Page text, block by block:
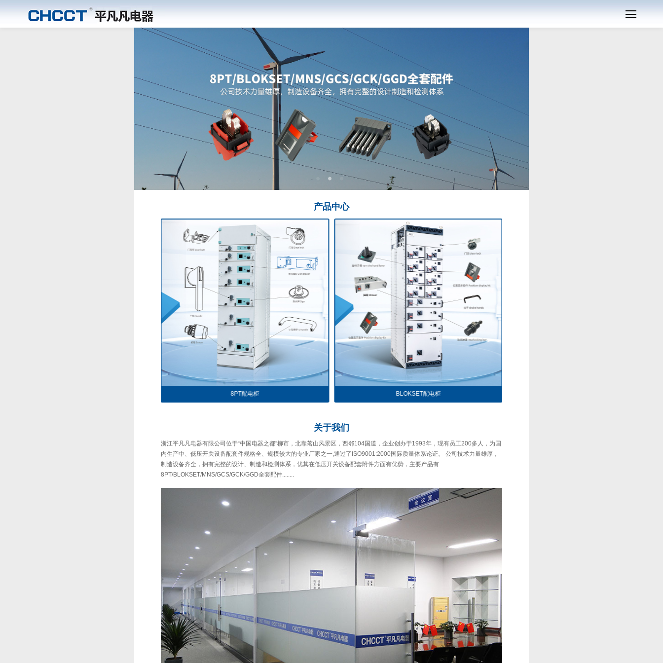
产品中心
BLOKSET配电柜 主电路一次接插件系列2
关于我们
浙江平凡凡电器有限公司位于“中国电器之都”柳市，北靠茗山风景区，西邻104国道，企业创办于1993年，现有员工200多人，为国
内生产中、低压开关设备配套件规格全、规模较大的专业厂家之一,通过了ISO9001:2000国际质量体系论证。 公司技术力量雄厚，
制造设备齐全，拥有完整的设计、制造和检测体系，优其在低压开关设备配套附件方面有优势，主要产品有
8PT/BLOKSET/MNS/GCS/GCK/GGD全套配件........